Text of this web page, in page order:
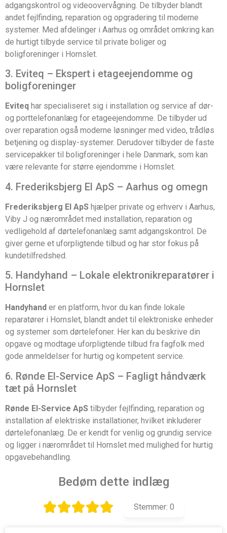
adgangskontrol og videoovervågning. De tilbyder blandt
andet fejlfinding, reparation og opgradering til moderne
systemer. Med afdelinger i Aarhus og området omkring kan
de hurtigt tilbyde service til private boliger og
boligforeninger i Hornslet.
3. Eviteq – Ekspert i etageejendomme og
boligforeninger
Eviteq har specialiseret sig i installation og service af dør-
og porttelefonanlæg for etageejendomme. De tilbyder ud
over reparation også moderne løsninger med video, trådløs
betjening og display-systemer. Derudover tilbyder de faste
servicepakker til boligforeninger i hele Danmark, som kan
være relevante for større ejendomme i Hornslet.
4. Frederiksbjerg El ApS – Aarhus og omegn
Frederiksbjerg El ApS hjælper private og erhverv i Aarhus,
Viby J og nærområdet med installation, reparation og
vedligehold af dørtelefonanlæg samt adgangskontrol. De
giver gerne et uforpligtende tilbud og har stor fokus på
kundetilfredshed.
5. Handyhand – Lokale elektronikreparatører i
Hornslet
Handyhand er en platform, hvor du kan finde lokale
reparatører i Hornslet, blandt andet til elektroniske enheder
og systemer som dørtelefoner. Her kan du beskrive din
opgave og modtage uforpligtende tilbud fra fagfolk med
gode anmeldelser for hurtig og kompetent service.
6. Rønde El-Service ApS – Fagligt håndværk
tæt på Hornslet
Rønde El-Service ApS tilbyder fejlfinding, reparation og
installation af elektriske installationer, hvilket inkluderer
dørtelefonanlæg. De er kendt for venlig og grundig service
og ligger i nærområdet til Hornslet med mulighed for hurtig
opgavebehandling.
Bedøm dette indlæg
Stemmer: 0